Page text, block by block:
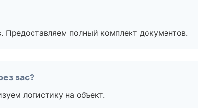
Предоставляем полный комплект документов.
вас?
логистику на объект.